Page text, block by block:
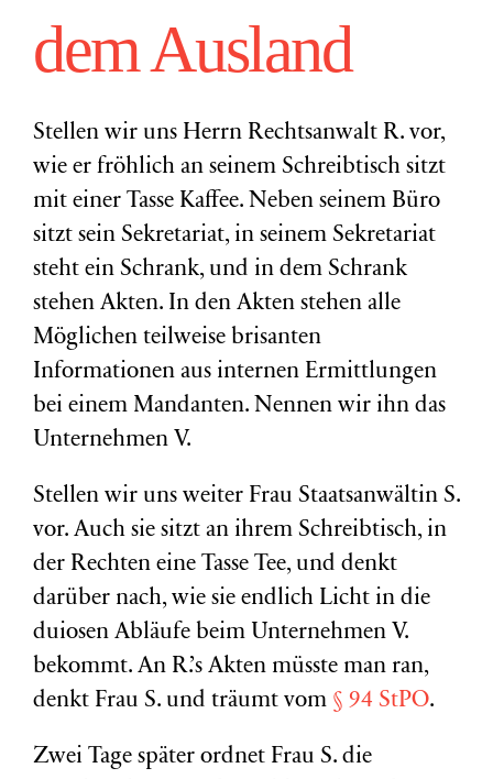
dem Ausland
Stellen wir uns Herrn Rechtsanwalt R. vor,
wie er fröhlich an seinem Schreibtisch sitzt
mit einer Tasse Kaffee. Neben seinem Büro
sitzt sein Sekretariat, in seinem Sekretariat
steht ein Schrank, und in dem Schrank
stehen Akten. In den Akten stehen alle
Möglichen teilweise brisanten
Informationen aus internen Ermittlungen
bei einem Mandanten. Nennen wir ihn das
Unternehmen V.
Stellen wir uns weiter Frau Staatsanwältin S.
vor. Auch sie sitzt an ihrem Schreibtisch, in
der Rechten eine Tasse Tee, und denkt
darüber nach, wie sie endlich Licht in die
duiosen Abläufe beim Unternehmen V.
bekommt. An R.’s Akten müsste man ran,
denkt Frau S. und träumt vom § 94 StPO.
Zwei Tage später ordnet Frau S. die